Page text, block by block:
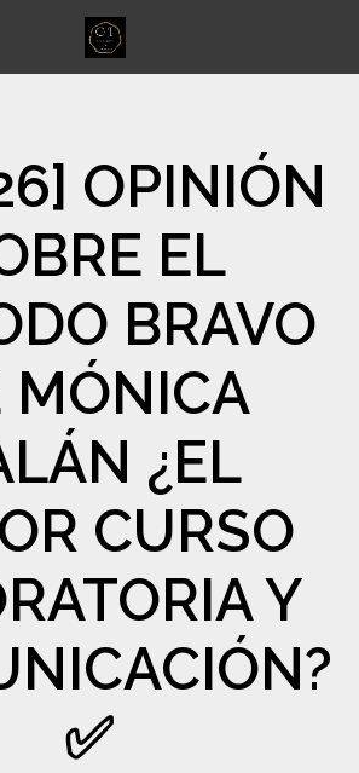
OPINIÓN
EL
BRAVO
MÓNICA
¿EL
CURSO
Y
✅​